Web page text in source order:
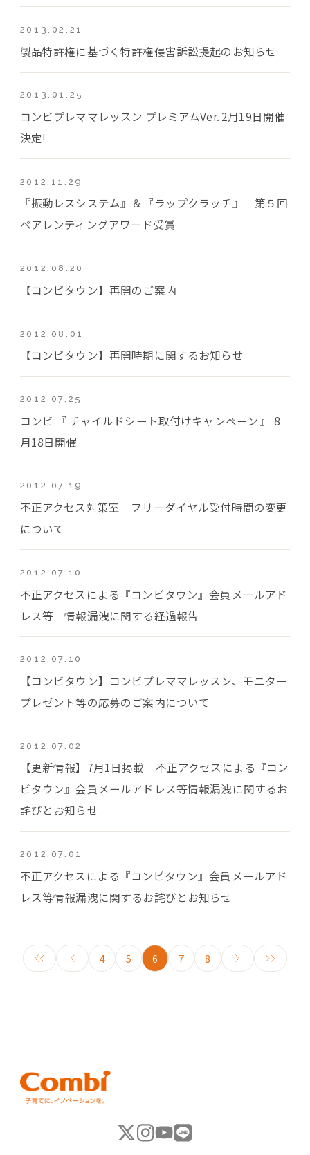
2013.02.21
製品特許権に基づく特許権侵害訴訟提起のお知らせ
2013.01.25
コンビプレママレッスン プレミアムVer. 2月19日開催
決定!
2012.11.29
『振動レスシステム』＆『ラップクラッチ』 第５回
ペアレンティングアワード受賞
2012.08.20
【コンビタウン】再開のご案内
2012.08.01
【コンビタウン】再開時期に関するお知らせ
2012.07.25
コンビ 『 チャイルドシート取付けキャンペーン 』 8
月18日開催
2012.07.19
不正アクセス対策室 フリーダイヤル受付時間の変更
について
2012.07.10
不正アクセスによる『コンビタウン』会員メールアド
レス等 情報漏洩に関する経過報告
2012.07.10
【コンビタウン】コンビプレママレッスン、モニター
プレゼント等の応募のご案内について
2012.07.02
【更新情報】7月1日掲載 不正アクセスによる『コン
ビタウン』会員メールアドレス等情報漏洩に関するお
詫びとお知らせ
2012.07.01
不正アクセスによる『コンビタウン』会員メールアド
レス等情報漏洩に関するお詫びとお知らせ
4 5 6 7 8